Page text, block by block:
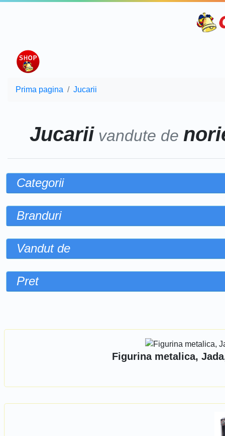
Prima pagina Jucarii
Jucariivandute de
Categorii
Branduri
Vandut de
Pret
Figurina metalica,